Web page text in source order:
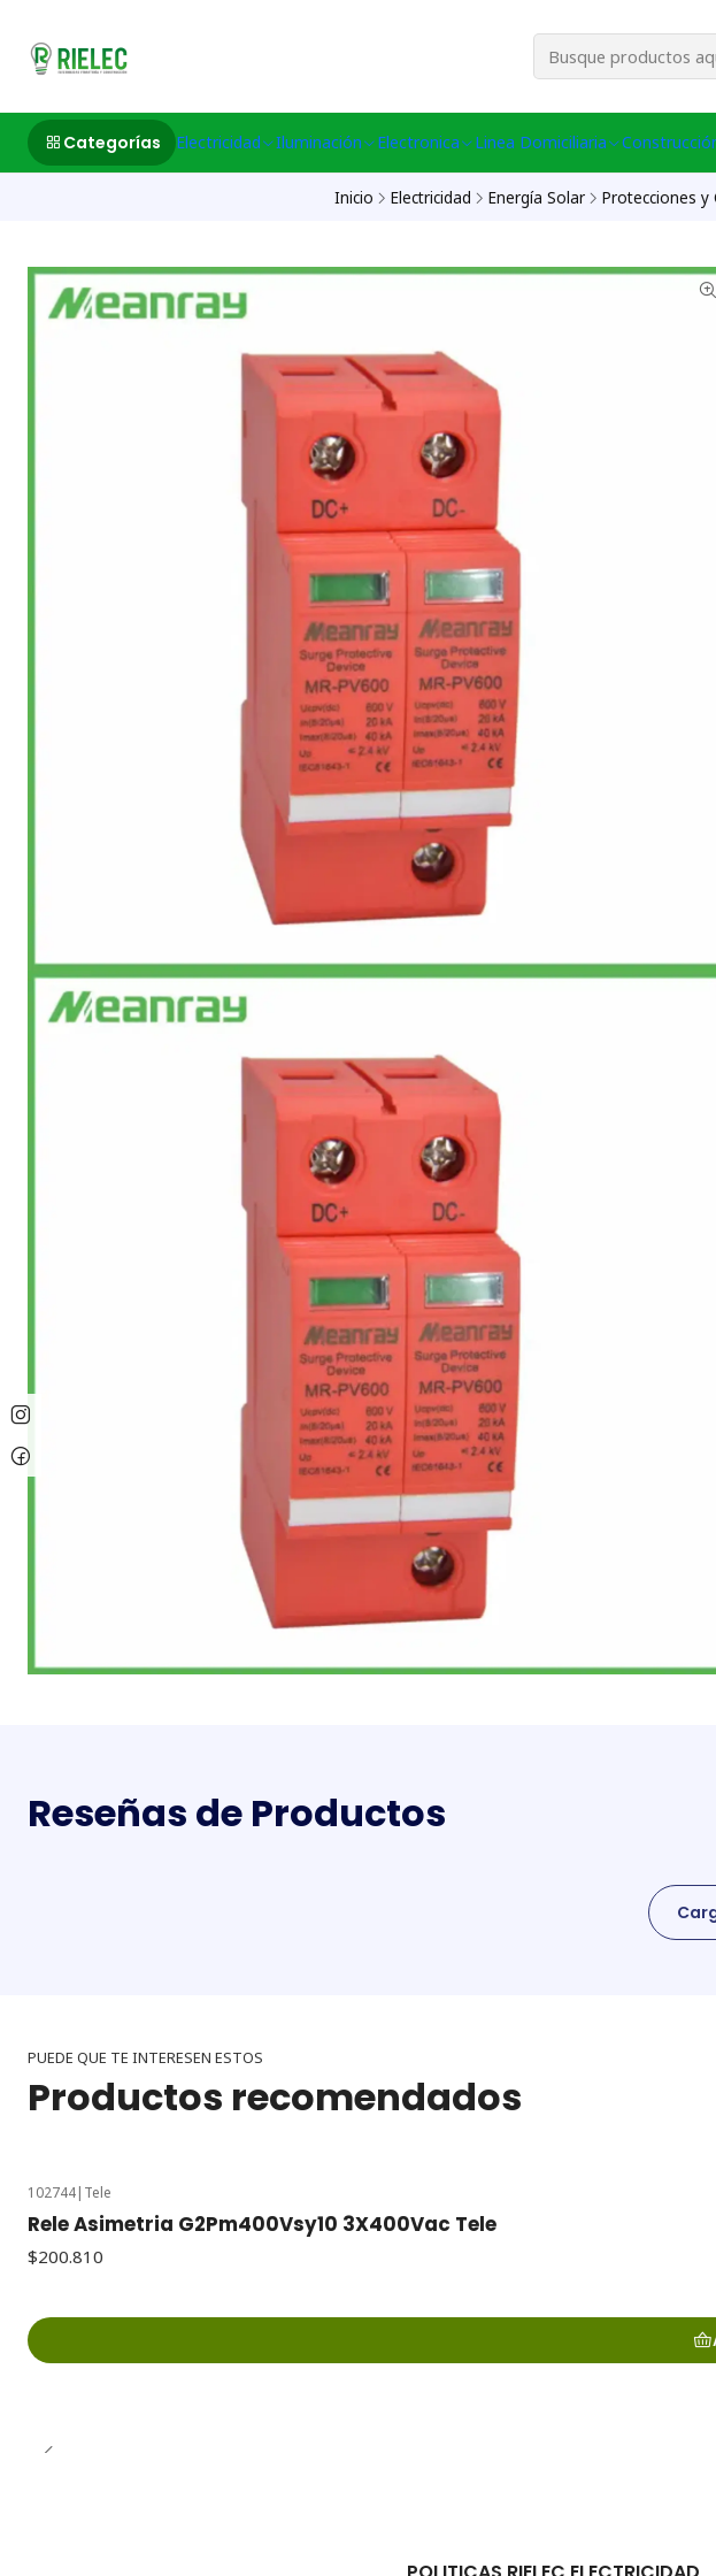
Categorías Electricidad Iluminación Electronica Linea Domiciliaria
Inicio Electricidad Energía Solar Protecciones y
Reseñas de Productos
PUEDE QUE TE INTERESEN ESTOS
Productos recomendados
102744| Tele
Rele Asimetria G2Pm400Vsy10 3X400Vac Tele
$200.810